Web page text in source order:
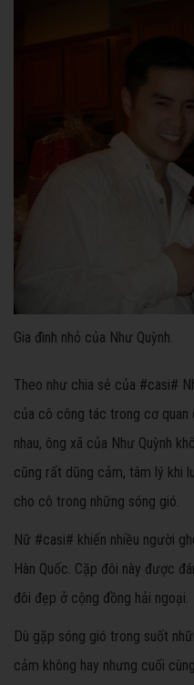
Gia đình nhỏ của Như Quỳnh.
Theo như chia sẻ của #casi#
của cô công tác trong cơ quan
nhau, ông xã của Như Quỳnh
cũng rất dũng cảm, tâm lý khi
cho cô trong những sóng gió.
Nữ #casi# khiến nhiều người
Hàn Quốc. Cặp đôi này được
đôi đẹp ở cộng đồng hải ngoại.
Dù gặp sóng gió trong suốt
cảm không hay nhưng cuối